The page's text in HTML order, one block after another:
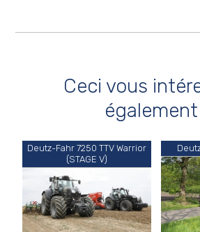
Ceci vous
également
Deutz-Fahr 7250 TTV Warrior
(STAGE V)